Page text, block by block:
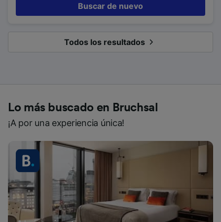
Buscar de nuevo
Todos los resultados
Lo más buscado en Bruchsal
¡A por una experiencia única!